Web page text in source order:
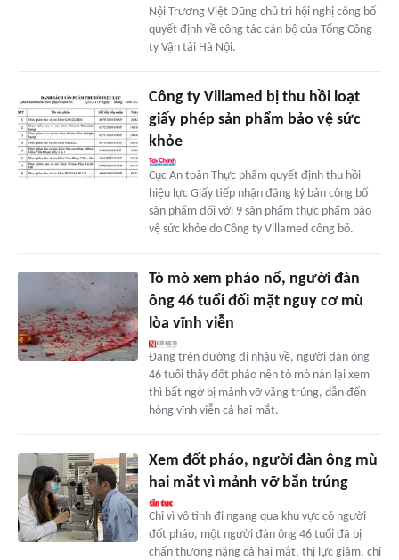
Nội Trương Việt Dũng chủ trì hội nghị công bố
quyết định về công tác cán bộ của Tổng Công
ty Vận tải Hà Nội.
Công ty Villamed bị thu hồi loạt
giấy phép sản phẩm bảo vệ sức
khỏe
Cục An toàn Thực phẩm quyết định thu hồi
hiệu lực Giấy tiếp nhận đăng ký bản công bố
sản phẩm đối với 9 sản phẩm thực phẩm bảo
vệ sức khỏe do Công ty Villamed công bố.
Tò mò xem pháo nổ, người đàn
ông 46 tuổi đối mặt nguy cơ mù
lòa vĩnh viễn
Đang trên đường đi nhậu về, người đàn ông
46 tuổi thấy đốt pháo nên tò mò nán lại xem
thì bất ngờ bị mảnh vỡ văng trúng, dẫn đến
hỏng vĩnh viễn cả hai mắt.
Xem đốt pháo, người đàn ông mù
hai mắt vì mảnh vỡ bắn trúng
Chỉ vì vô tình đi ngang qua khu vực có người
đốt pháo, một người đàn ông 46 tuổi đã bị
chấn thương nặng cả hai mắt, thị lực giảm, chỉ